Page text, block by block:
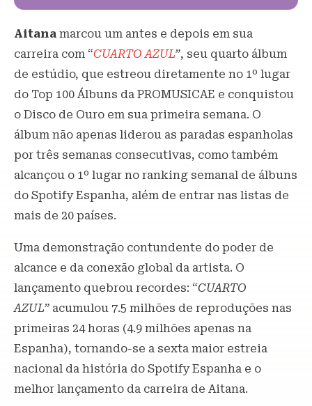
Aitana marcou um antes e depois em sua
carreira com “CUARTO AZUL”, seu quarto álbum
de estúdio, que estreou diretamente no 1º lugar
do Top 100 Álbuns da PROMUSICAE e conquistou
o Disco de Ouro em sua primeira semana. O
álbum não apenas liderou as paradas espanholas
por três semanas consecutivas, como também
alcançou o 1º lugar no ranking semanal de álbuns
do Spotify Espanha, além de entrar nas listas de
mais de 20 países.
Uma demonstração contundente do poder de
alcance e da conexão global da artista. O
lançamento quebrou recordes: “CUARTO
AZUL” acumulou 7.5 milhões de reproduções nas
primeiras 24 horas (4.9 milhões apenas na
Espanha), tornando-se a sexta maior estreia
nacional da história do Spotify Espanha e o
melhor lançamento da carreira de Aitana.